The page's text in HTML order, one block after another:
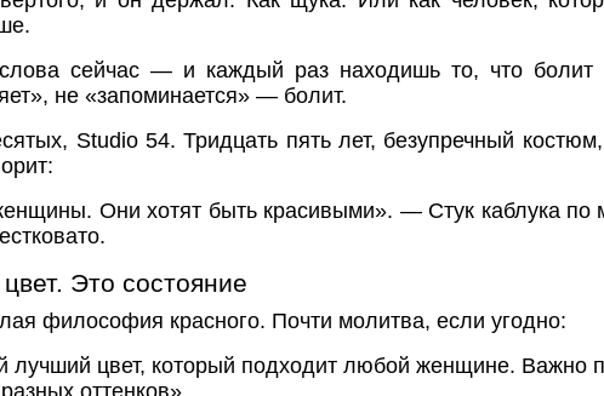
сейчас — и каждый раз находишь то, что болит
не «запоминается» — болит.
Studio 54. Тридцать пять лет, безупречный
Они хотят быть красивыми». — Стук каблука по
Это состояние
философия красного. Почти молитва, если угодно:
цвет, который подходит любой женщине. Важно
оттенков».